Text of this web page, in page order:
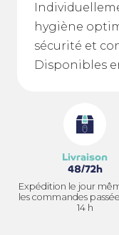
hygiène
sécurité et
Disponibles
Livraison
48/72h
Expédition le jour
les commandes
14 h